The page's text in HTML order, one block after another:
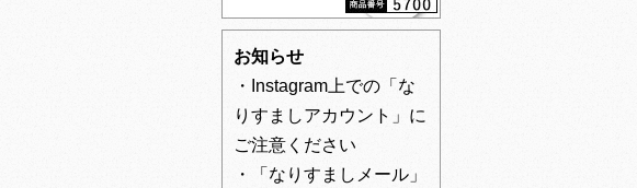
お知らせ
・Instagram上での「な
りすましアカウント」に
ご注意ください
・「なりすましメール」